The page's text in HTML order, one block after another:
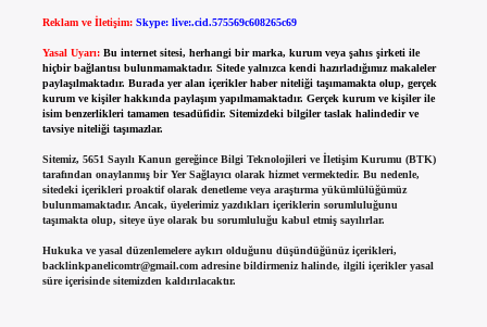
Reklam ve İletişim: Skype: live:.cid.575569c608265c69
Yasal Uyarı: Bu internet sitesi, herhangi bir marka, kurum veya şahıs şirketi ile
hiçbir bağlantısı bulunmamaktadır. Sitede yalnızca kendi hazırladığımız makaleler
paylaşılmaktadır. Burada yer alan içerikler haber niteliği taşımamakta olup, gerçek
kurum ve kişiler hakkında paylaşım yapılmamaktadır. Gerçek kurum ve kişiler ile
isim benzerlikleri tamamen tesadüfidir. Sitemizdeki bilgiler taslak halindedir ve
tavsiye niteliği taşımazlar.
Sitemiz, 5651 Sayılı Kanun gereğince Bilgi Teknolojileri ve İletişim Kurumu (BTK)
tarafından onaylanmış bir Yer Sağlayıcı olarak hizmet vermektedir. Bu nedenle,
sitedeki içerikleri proaktif olarak denetleme veya araştırma yükümlülüğümüz
bulunmamaktadır. Ancak, üyelerimiz yazdıkları içeriklerin sorumluluğunu
taşımakta olup, siteye üye olarak bu sorumluluğu kabul etmiş sayılırlar.
Hukuka ve yasal düzenlemelere aykırı olduğunu düşündüğünüz içerikleri,
backlinkpanelicomtr@gmail.comadresine bildirmeniz halinde, ilgili içerikler yasal
süre içerisinde sitemizden kaldırılacaktır.